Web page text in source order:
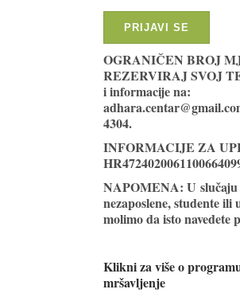
OGRANIČEN BROJ
REZERVIRAJ SVOJ
i informacije na:
4304.
INFORMACIJE ZA
NAPOMENA: U slučaju
nezaposlene, studente ili
molimo da isto navedete
Klikni za više o
mršavljenje